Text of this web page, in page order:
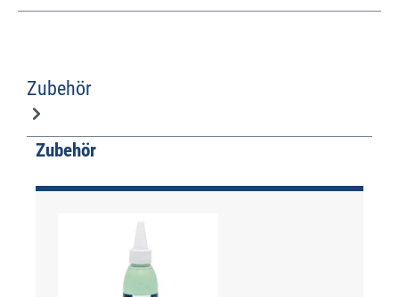
Zubehör
Produktgalerie überspringen
Zubehör